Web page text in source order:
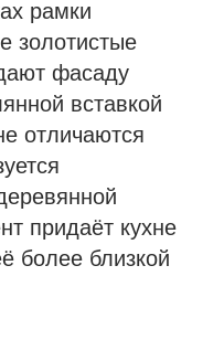
рамки
золотистые
фасаду
вставкой
отличаются
придаёт кухне
более близкой